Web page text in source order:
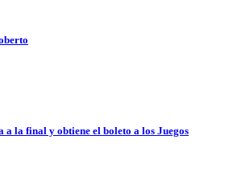
a la final y obtiene el boleto a los Juegos